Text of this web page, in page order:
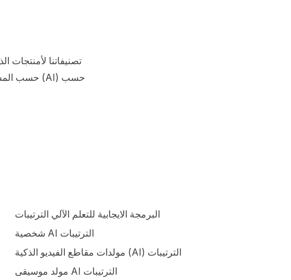
البرمجة الايجابية للتعلم الآلي الترتيبات
شخصية AI الترتيبات
مولدات مقاطع الفيديو الذكية (AI) الترتيبات
مولد موسيقى AI الترتيبات